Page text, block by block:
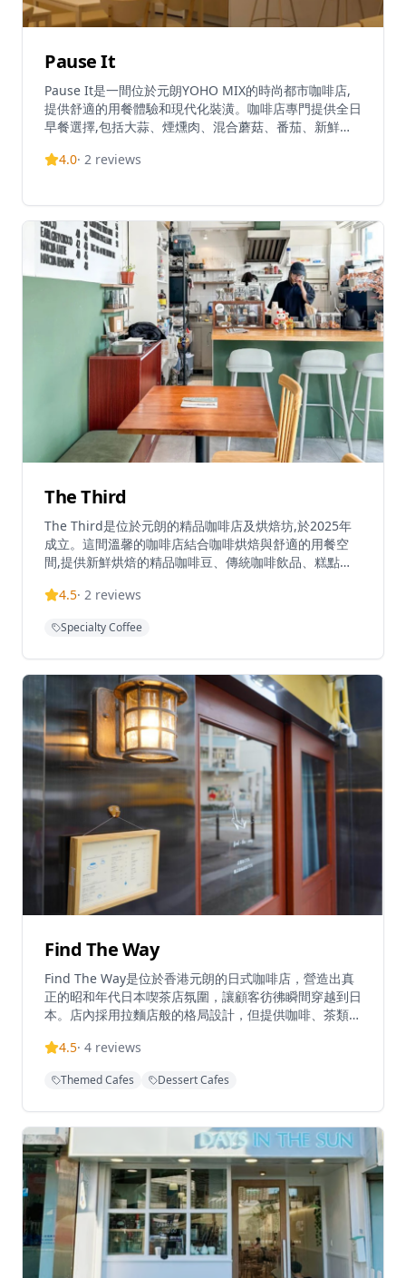
Pause It
Pause It是一間位於元朗YOHO MIX的時尚都市咖啡店,
提供舒適的用餐體驗和現代化裝潢。咖啡店專門提供全日
早餐選擇,包括大蒜、煙燻肉、混合蘑菇、番茄、新鮮沙
包括視覺上令人驚艷的黑芝麻拿鐵、竹炭牛奶咖啡和橙巧
細的拿鐵藝術而聞名,吸引了眾多咖啡愛好者。憑藉舒適
的座位和溫馨的氛圍,Pause It已在香港擴展了多家分店,
包括九龍地區的位置,成為休閒用餐和咖啡聚會的熱門地
點。咖啡店提供各種菜單選項,包括全日菜單、午餐套餐
和二人晚餐特別套餐,滿足全天不同的用餐偏好。
4.0· 2 reviews
The Third
The Third是位於元朗的精品咖啡店及烘焙坊,於2025年
成立。這間溫馨的咖啡店結合咖啡烘焙與舒適的用餐空
間,提供新鮮烘焙的精品咖啡豆、傳統咖啡飲品、糕點和
自哥倫比亞、埃塞俄比亞、尼加拉瓜、危地馬拉和巴西等
顧客,為咖啡愛好者營造親密的氛圍。網上商店提供多種
港訂單滿$300免運費。
4.5· 2 reviews
Specialty Coffee
Find The Way
Find The Way是位於香港元朗的日式咖啡店，營造出真
正的昭和年代日本喫茶店氛圍，讓顧客彷彿瞬間穿越到日
本。店內採用拉麵店般的格局設計，但提供咖啡、茶類和
招牌菜式包括焦糖雞蛋布丁、楓糖漿鬆餅、藍橙梳打和檸
咖啡、茶類和輕食選擇。餐廳為尋求真正日式咖啡店體驗
Find The Way位置便利，距離朗屏地鐵站B2出口僅6分
鐘步程，交通十分方便。
4.5· 4 reviews
Themed Cafes Dessert Cafes